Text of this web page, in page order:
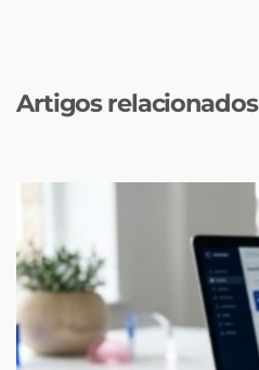
Artigos relacionados